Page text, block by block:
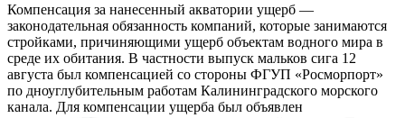
Компенсация за нанесенный акватории ущерб —
законодательная обязанность компаний, которые занимаются
стройками, причиняющими ущерб объектам водного мира в
среде их обитания. В частности выпуск мальков сига 12
августа был компенсацией со стороны ФГУП «Росморпорт»
по дноуглубительным работам Калининградского морского
канала. Для компенсации ущерба был объявлен